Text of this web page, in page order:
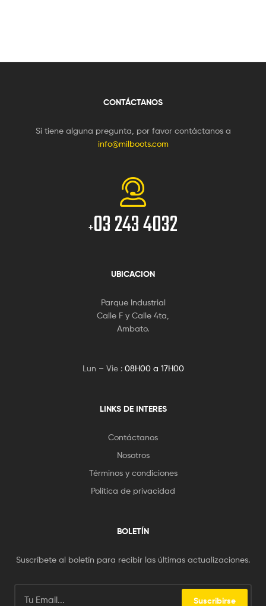
CONTÁCTANOS
Si tiene alguna pregunta, por favor contáctanos a
info@milboots.com
+03 243 4032
UBICACION
Parque Industrial
Calle F y Calle 4ta,
Ambato.
Lun – Vie : 08H00 a 17H00
LINKS DE INTERES
Contáctanos
Nosotros
Términos y condiciones
Política de privacidad
BOLETÍN
Suscríbete al boletín para recibir las últimas actualizaciones.
Suscribirse